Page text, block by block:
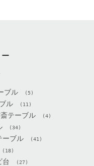
ブル (5)
ル (11)
テーブル (4)
(34)
ーブル (41)
(18)
台 (27)